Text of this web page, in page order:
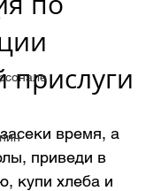
время, а
приведи в
купи хлеба и